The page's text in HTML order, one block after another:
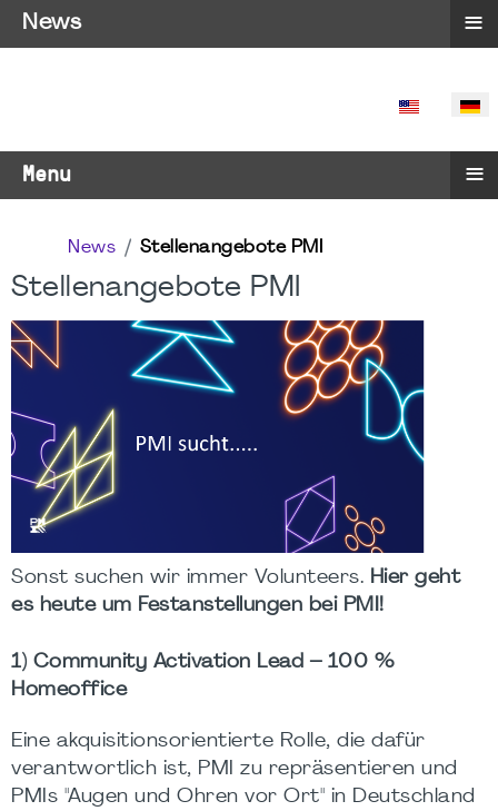
SPRACHE
Menu ≡
News Stellenangebote PMI
Stellenangebote PMI
Sonst suchen wir immer Volunteers. Hier geht
es heute um Festanstellungen bei PMI!
1) Community Activation Lead – 100 %
Homeoffice
Eine akquisitionsorientierte Rolle, die dafür
verantwortlich ist, PMI zu repräsentieren und
PMIs "Augen und Ohren vor Ort" in Deutschland
News ≡